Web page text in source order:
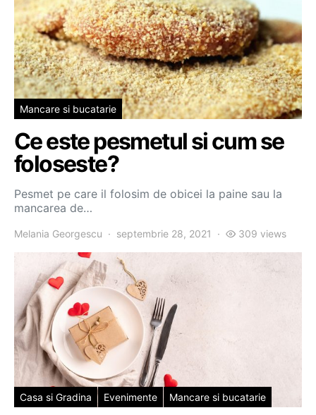
Mancare si bucatarie
Ce este pesmetul si cum se
foloseste?
Pesmet pe care il folosim de obicei la paine sau la
mancarea de…
Melania Georgescu septembrie 28, 2021 309 views
Casa si Gradina Evenimente Mancare si bucatarie